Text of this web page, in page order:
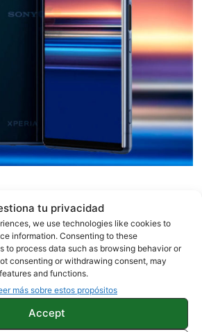
tu privacidad
we use technologies like cookies to
information. Consenting to these
to process data such as browsing behavior or
consenting or withdrawing consent, may
and functions.
más sobre estos propósitos
Accept
de este Sony
durante el IFA de Berlín
piense en el precio de este
el mayor defecto de su
por la que a pesar de
interesante, no ha conseguido